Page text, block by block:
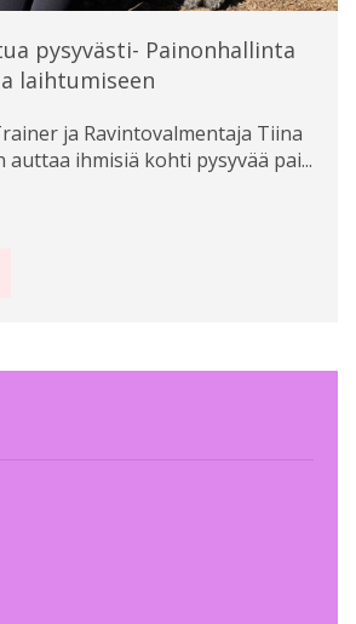
pysyvästi- Painonhallinta
laihtumiseen
ja Ravintovalmentaja Tiina
auttaa ihmisiä kohti pysyvää pai...